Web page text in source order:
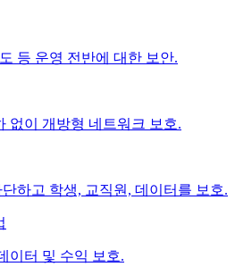
등 운영 전반에 대한 보안.
없이 개방형 네트워크 보호.
하고 학생, 교직원, 데이터를 보호.
이터 및 수익 보호.